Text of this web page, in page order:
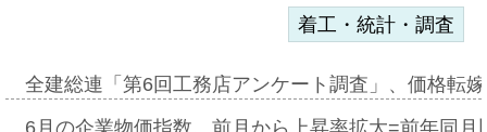
着工・統計・調査
全建総連「第6回工務店アンケート調査」、価格転